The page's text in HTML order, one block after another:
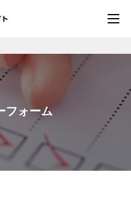
フォーム